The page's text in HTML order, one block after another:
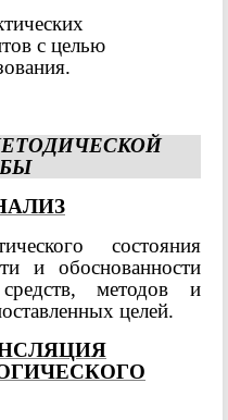
с целью
состояния
и обоснованности
методов и
целей.